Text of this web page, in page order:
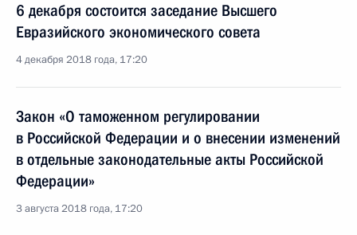
6 декабря состоится заседание Высшего
Евразийского экономического совета
4 декабря 2018 года, 17:20
Закон «О таможенном регулировании
в Российской Федерации и о внесении изменений
в отдельные законодательные акты Российской
Федерации»
3 августа 2018 года, 17:20